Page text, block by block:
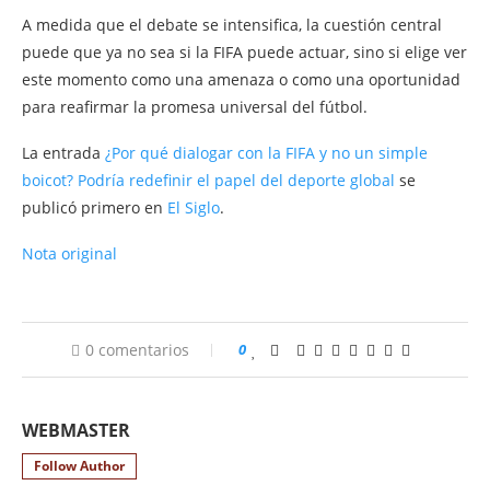
A medida que el debate se intensifica, la cuestión central
puede que ya no sea si la FIFA puede actuar, sino si elige ver
este momento como una amenaza o como una oportunidad
para reafirmar la promesa universal del fútbol.
La entrada ¿Por qué dialogar con la FIFA y no un simple
boicot? Podría redefinir el papel del deporte global se
publicó primero en El Siglo.
Nota original
0 comentarios 0
WEBMASTER
Follow Author